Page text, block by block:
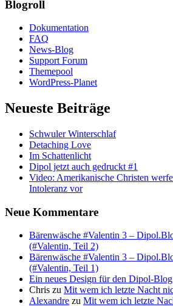
Blogroll
Dokumentation
FAQ
News-Blog
Support Forum
Themepool
WordPress-Planet
Neueste Beiträge
Schwuler Winterschlaf
Detaching Love
Im Schattenlicht
Dipol jetzt auch gedruckt #1
Video: Amerikanische Christen
Intoleranz vor
Neue Kommentare
Bärenwäsche #Valentin 3 –
(#Valentin, Teil 2)
Bärenwäsche #Valentin 3 –
(#Valentin, Teil 1)
Ein neues Design für den Dipol-
Chris zu Mit wem ich letzte Nacht
Alexandre zu Mit wem ich letzte